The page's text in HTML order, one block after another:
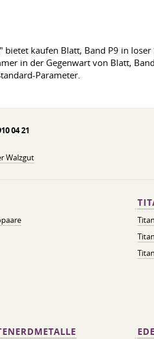
bietet kaufen Blatt, Band P9 in
in der Gegenwart von Blatt,
Parameter.
04 21
Walzgut